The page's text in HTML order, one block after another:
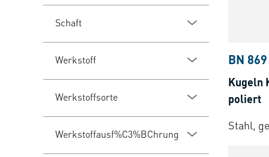
Schaft
Werkstoff
Werkstoffsorte
Werkstoffausf%C3%BChrung
BN 869
Kugeln
poliert
Stahl,